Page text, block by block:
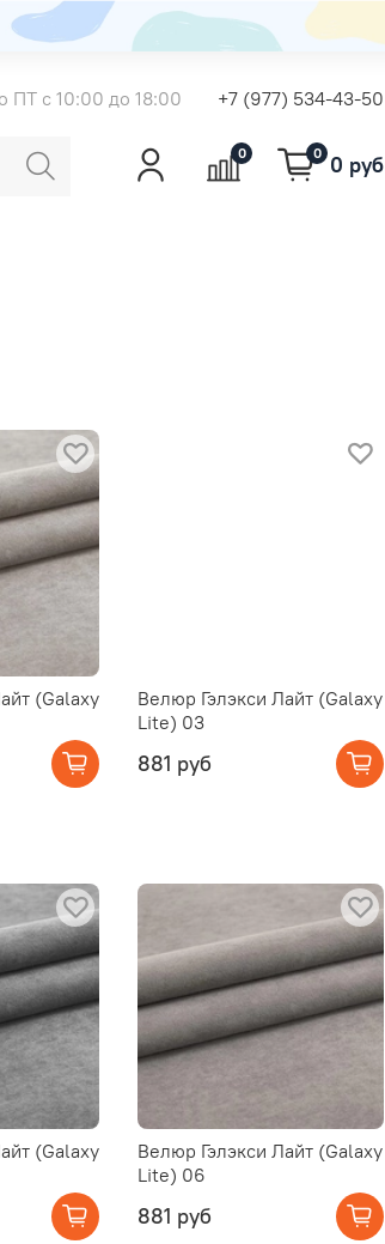
ПТ с 10:00 до 18:00 +7 (977) 534-43-50
0 0 0 руб
(Galaxy
Велюр Гэлэкси Лайт (Galaxy
Lite) 03
881 руб
(Galaxy
Велюр Гэлэкси Лайт (Galaxy
Lite) 06
881 руб